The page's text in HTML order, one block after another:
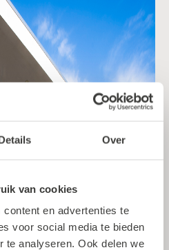
Over
van cookies
en advertenties te
voor social media te bieden
te analyseren. Ook delen we